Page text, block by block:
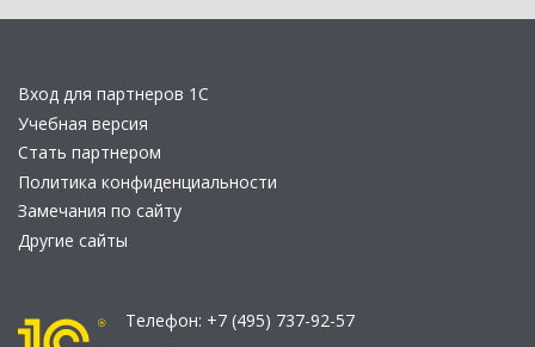
Вход для партнеров 1С
Учебная версия
Стать партнером
Политика конфиденциальности
Замечания по сайту
Другие сайты
Телефон: +7 (495) 737-92-57